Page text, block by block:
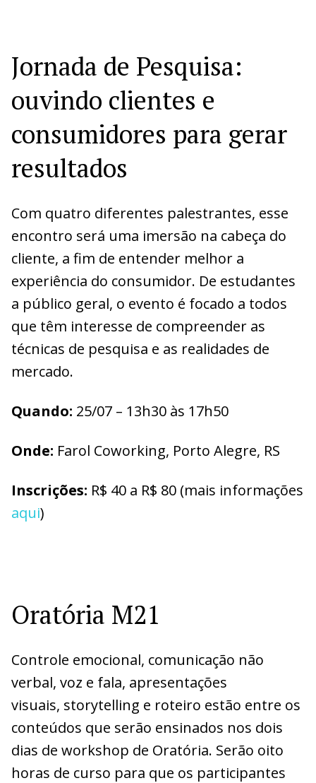
Jornada de Pesquisa:
ouvindo clientes e
consumidores para gerar
resultados
Com quatro diferentes palestrantes, esse
encontro será uma imersão na cabeça do
cliente, a fim de entender melhor a
experiência do consumidor. De estudantes
a público geral, o evento é focado a todos
que têm interesse de compreender as
técnicas de pesquisa e as realidades de
mercado.
Quando: 25/07 – 13h30 às 17h50
Onde: Farol Coworking, Porto Alegre, RS
Inscrições: R$ 40 a R$ 80 (mais informações
aqui)
Oratória M21
Controle emocional, comunicação não
verbal, voz e fala, apresentações
visuais, storytelling e roteiro estão entre os
conteúdos que serão ensinados nos dois
dias de workshop de Oratória. Serão oito
horas de curso para que os participantes